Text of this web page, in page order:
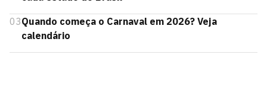
03Quando começa o Carnaval em 2026? Veja
calendário